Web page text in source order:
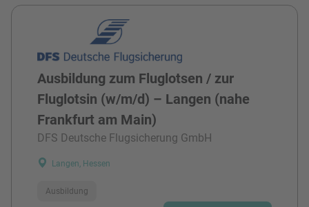
Ausbildung zum Fluglotsen / zur
Fluglotsin (w/m/d) – Langen (nahe
Frankfurt am Main)
DFS Deutsche Flugsicherung GmbH
Langen, Hessen
Ausbildung